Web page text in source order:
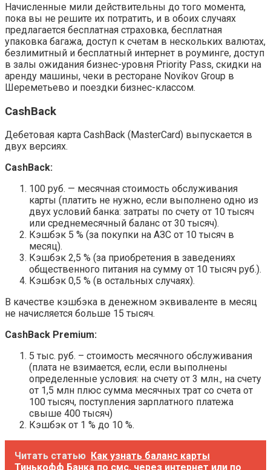
Начисленные мили действительны до того момента,
пока вы не решите их потратить, и в обоих случаях
предлагается бесплатная страховка, бесплатная
упаковка багажа, доступ к счетам в нескольких валютах,
безлимитный и бесплатный интернет в роуминге, доступ
в залы ожидания бизнес-уровня Priority Pass, скидки на
аренду машины, чеки в ресторане Novikov Group в
Шереметьево и поездки бизнес-классом.
CashBack
Дебетовая карта CashBack (MasterCard) выпускается в
двух версиях.
CashBack:
100 руб. — месячная стоимость обслуживания
карты (платить не нужно, если выполнено одно из
двух условий банка: затраты по счету от 10 тысяч
или среднемесячный баланс от 30 тысяч).
Кэшбэк 5 % (за покупки на АЗС от 10 тысяч в
месяц).
Кэшбэк 2,5 % (за приобретения в заведениях
общественного питания на сумму от 10 тысяч руб.).
Кэшбэк 0,5 % (в остальных случаях).
В качестве кэшбэка в денежном эквиваленте в месяц
не начисляется больше 15 тысяч.
CashBack Premium:
5 тыс. руб. – стоимость месячного обслуживания
(плата не взимается, если, если выполнены
определенные условия: на счету от 3 млн., на счету
от 1,5 млн плюс сумма месячных трат со счета от
100 тысяч, поступления зарплатного платежа
свыше 400 тысяч)
Кэшбэк от 1 % до 10 %.
Читать статью Как узнать баланс карты
Тинькофф Банка по смс, через интернет или по